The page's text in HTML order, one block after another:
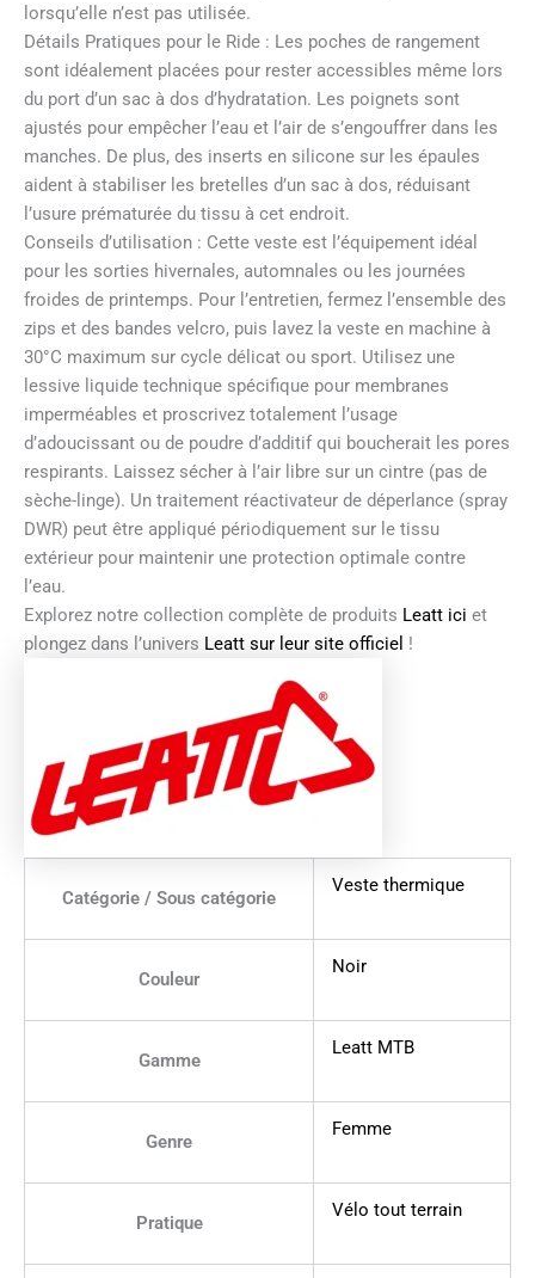
lorsqu’elle n’est pas utilisée.
Détails Pratiques pour le Ride : Les poches de rangement
sont idéalement placées pour rester accessibles même lors
du port d’un sac à dos d’hydratation. Les poignets sont
ajustés pour empêcher l’eau et l’air de s’engouffrer dans les
manches. De plus, des inserts en silicone sur les épaules
aident à stabiliser les bretelles d’un sac à dos, réduisant
l’usure prématurée du tissu à cet endroit.
Conseils d’utilisation : Cette veste est l’équipement idéal
pour les sorties hivernales, automnales ou les journées
froides de printemps. Pour l’entretien, fermez l’ensemble des
zips et des bandes velcro, puis lavez la veste en machine à
30°C maximum sur cycle délicat ou sport. Utilisez une
lessive liquide technique spécifique pour membranes
imperméables et proscrivez totalement l’usage
d’adoucissant ou de poudre d’additif qui boucherait les pores
respirants. Laissez sécher à l’air libre sur un cintre (pas de
sèche-linge). Un traitement réactivateur de déperlance (spray
DWR) peut être appliqué périodiquement sur le tissu
extérieur pour maintenir une protection optimale contre
l’eau.
Explorez notre collection complète de produits Leatt ici et
plongez dans l’univers Leatt sur leur site officiel !
Catégorie / Sous catégorie
Veste thermique
Couleur
Noir
Gamme
Leatt MTB
Genre
Femme
Pratique
Vélo tout terrain